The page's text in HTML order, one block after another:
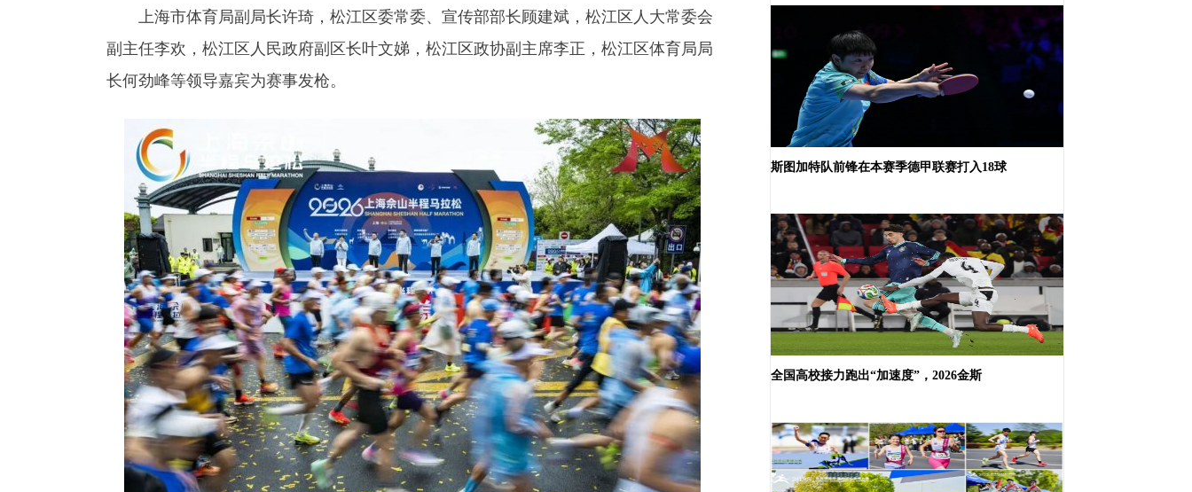
上海市体育局副局长许琦，松江区委常委、宣传部部长顾建斌，松江区人大常委会
副主任李欢，松江区人民政府副区长叶文娣，松江区政协副主席李正，松江区体育局局
长何劲峰等领导嘉宾为赛事发枪。
斯图加特队前锋在本赛季德甲联赛打入18球
全国高校接力跑出“加速度”，2026金斯